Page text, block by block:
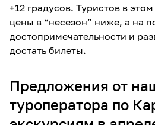
+12 градусов. Туристов в
цены в “несезон” ниже, а на
достопримечательности и
достать билеты.
Предложения от
туроператора по